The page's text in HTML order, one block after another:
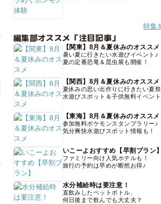
特集
編集部オススメ「注目記事」
【関東】8月＆夏休みのオススメ
暑い夏に行きたい水遊びイベント♪
夏の定番恐竜＆昆虫展も開催！
【関西】8月＆夏休みのオススメ
夏休みの思い出作りに行きたい夏祭
水遊びスポット＆子供無料イベント
【東海】8月＆夏休みのオススメ
参加無料ポケモンスタンプラリー♪
気分爽快水遊びスポット情報も！
いこーよおすすめ【早割プラン】
ファミリー向け人気ホテルも！
旅行の予約は早めが断然お得♪
水分補給時は要注意！
直飲みしたペットボトル、
何日後まで飲んでも大丈夫？